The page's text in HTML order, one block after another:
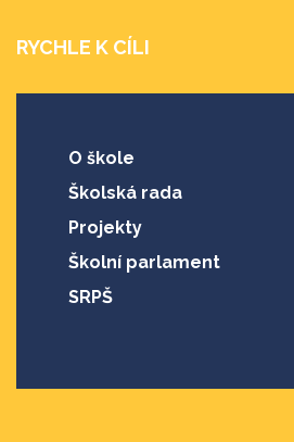
RYCHLE K CÍLI
O škole
Školská rada
Projekty
Školní parlament
SRPŠ